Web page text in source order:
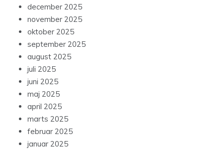
december 2025
november 2025
oktober 2025
september 2025
august 2025
juli 2025
juni 2025
maj 2025
april 2025
marts 2025
februar 2025
januar 2025